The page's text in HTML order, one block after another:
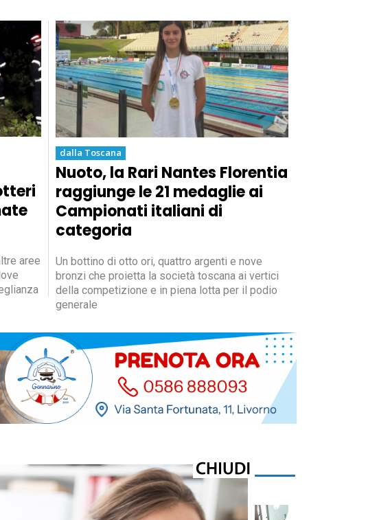
aree
dalla Toscana
Nuoto, la Rari Nantes Florentia
raggiunge le 21 medaglie ai
Campionati italiani di
categoria
Un bottino di otto ori, quattro argenti e nove
bronzi che proietta la società toscana ai vertici
della competizione e in piena lotta per il podio
generale